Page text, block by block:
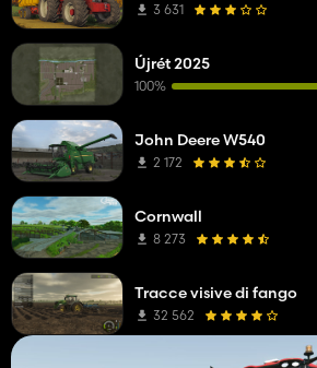
3 631
Újrét 2025
100%
John Deere W540
2 172
Cornwall
8 273
Tracce visive di fango
32 562